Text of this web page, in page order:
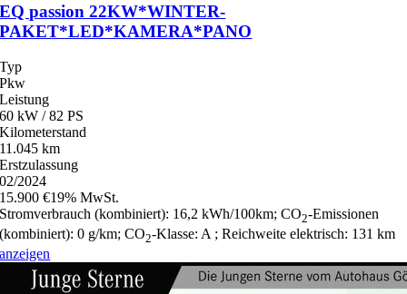
EQ passion 22KW*WINTER-
PAKET*LED*KAMERA*PANO
Typ
Pkw
Leistung
60 kW / 82 PS
Kilometerstand
11.045 km
Erstzulassung
02/2024
15.900 €19% MwSt.
Stromverbrauch (kombiniert): 16,2 kWh/100km;CO2-Emissionen
(kombiniert):0 g/km;CO2-Klasse: A ;Reichweite elektrisch: 131 km
anzeigen